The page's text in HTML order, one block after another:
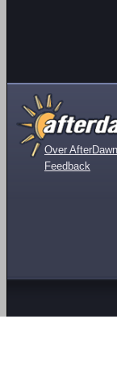
Over AfterDawn
Feedback